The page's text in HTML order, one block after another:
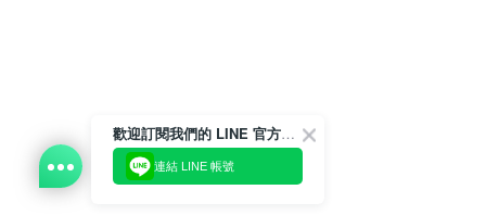
歡迎訂閱我們的 LINE 官方帳號
連結 LINE 帳號